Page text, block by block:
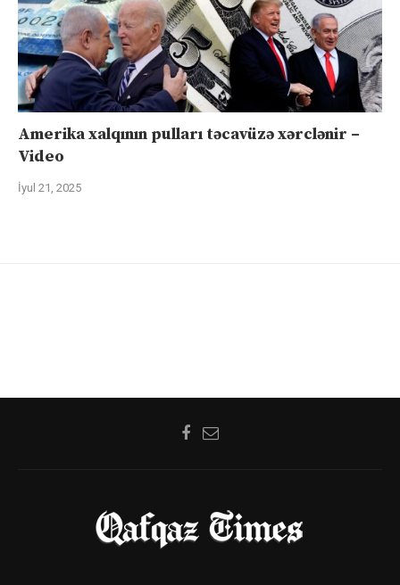
Amerika xalqının pulları təcavüzə xərclənir –
Video
İyul 21, 2025